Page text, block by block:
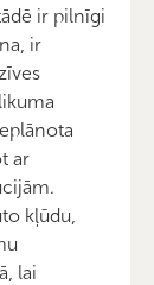
ir pilnīgi
ir
ar
kļūdu,
lai